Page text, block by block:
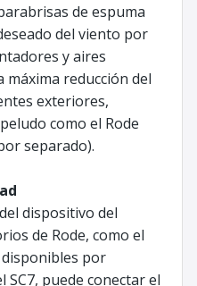
de espuma
del viento por
y aires
máxima reducción del
exteriores,
como el Rode
separado).
dispositivo del
de Rode, como el
disponibles por
SC7, puede conectar el